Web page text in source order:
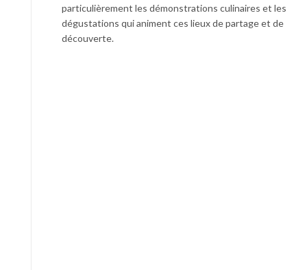
particulièrement les démonstrations culinaires et les
dégustations qui animent ces lieux de partage et de
découverte.